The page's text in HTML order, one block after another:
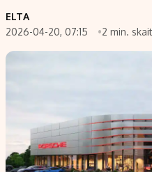
Saulės elektrinės
Kriptovaliutos
Infliacija
ELTA
2026-04-20, 07:15
2 min.